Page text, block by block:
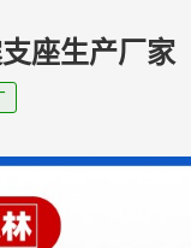
座生产厂家